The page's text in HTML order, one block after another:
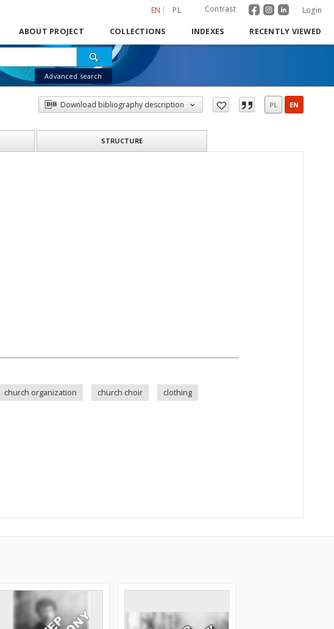
EN PL Contrast Login
ABOUT PROJECT COLLECTIONS INDEXES RECENTLY VIEWED
Advanced search
Download bibliography description PL EN
STRUCTURE
church organization church choir
clothing